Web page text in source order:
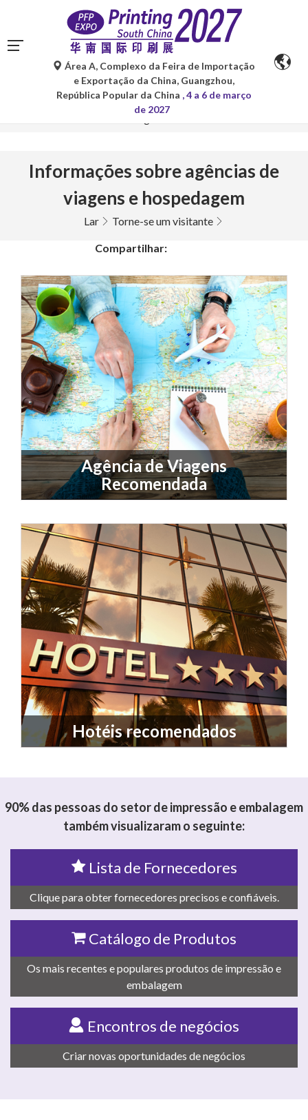
As traduções automáticas do Google Tradutor são apenas
para referência e podem conter imprecisões. Para
quaisquer dúvidas, consulte a versão original no idioma
Área A, Complexo da Feira de Importação
e Exportação da China, Guangzhou,
República Popular da China , 4 a 6 de março
de 2027
Informações sobre agências de
viagens e hospedagem
Lar Torne-se um visitante
Compartilhar:
Agência de Viagens
Recomendada
Hotéis recomendados
90% das pessoas do setor de impressão e embalagem
também visualizaram o seguinte:
Lista de Fornecedores
Clique para obter fornecedores precisos e confiáveis.
Catálogo de Produtos
Os mais recentes e populares produtos de impressão e
embalagem
Encontros de negócios
Criar novas oportunidades de negócios